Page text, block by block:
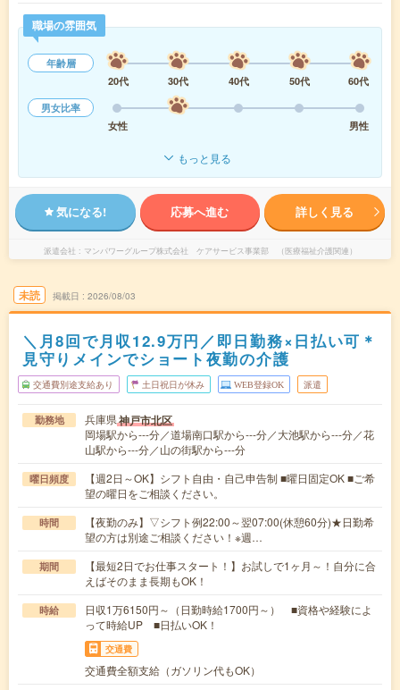
職場の雰囲気
年齢層
20代
30代 40代 50代
60代
男女比率
女性
男性
もっと見る
気になる! 応募へ進む 詳しく見る
派遣会社 マンパワーグループ株式会社 ケアサービス事業部 （医療福祉介護関連）
未読 掲載日 2026/08/03
＼月8回で月収12.9万円／即日勤務×日払い可＊
見守りメインでショート夜勤の介護
交通費別途支給あり 土日祝日が休み WEB登録OK 派遣
勤務地 兵庫県神戸市北区
岡場駅から---分／道場南口駅から---分／大池駅から---分／花
山駅から---分／山の街駅から---分
曜日頻度
【週2日～OK】シフト自由・自己申告制 ■曜日固定OK ■ご希
望の曜日をご相談ください。
時間
【夜勤のみ】▽シフト例22:00～翌07:00(休憩60分)★日勤希
望の方は別途ご相談ください！※週…
期間
【最短2日でお仕事スタート！】お試しで1ヶ月～！自分に合
えばそのまま長期もOK！
時給
日収1万6150円～（日勤時給1700円～） ■資格や経験によ
って時給UP ■日払いOK！
交通費
交通費全額支給（ガソリン代もOK）